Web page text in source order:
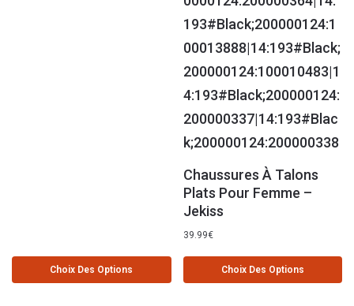
Choix Des Options
Chaussures À Talons
Plats Pour Femme –
Jekiss
39.99€
Choix Des Options